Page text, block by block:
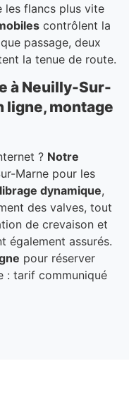
les flancs plus vite
contrôlent la
passage, deux
la tenue de route.
à Neuilly-Sur-
ligne, montage
? Notre
Marne pour les
dynamique,
des valves, tout
de crevaison et
également assurés.
pour réserver
: tarif communiqué